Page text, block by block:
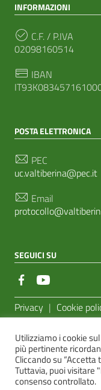
INFORMAZIONI
C.F. / P.IVA
02098160514
IBAN
POSTA ELETTRONICA
PEC
uc.valtiberina@pec.it
Email
SEGUICI SU
Sezione
Privacy | Cookie
AgID
Sito realizzato dalla
Utilizziamo i cookie
più pertinente
Cliccando su
Tuttavia, puoi visitare
consenso controllato.